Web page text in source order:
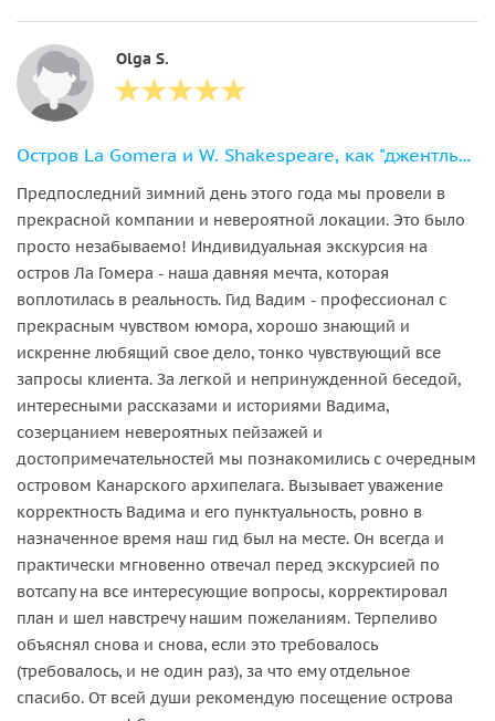
Olga S.
Остров La Gomera и W. Shakespeare, как "джентльмен удачи".
Предпоследний зимний день этого года мы провели в
прекрасной компании и невероятной локации. Это было
просто незабываемо! Индивидуальная экскурсия на
остров Ла Гомера - наша давняя мечта, которая
воплотилась в реальность. Гид Вадим - профессионал с
прекрасным чувством юмора, хорошо знающий и
искренне любящий свое дело, тонко чувствующий все
запросы клиента. За легкой и непринужденной беседой,
интересными рассказами и историями Вадима,
созерцанием невероятных пейзажей и
достопримечательностей мы познакомились с очередным
островом Канарского архипелага. Вызывает уважение
корректность Вадима и его пунктуальность, ровно в
назначенное время наш гид был на месте. Он всегда и
практически мгновенно отвечал перед экскурсией по
вотсапу на все интересующие вопросы, корректировал
план и шел навстречу нашим пожеланиям. Терпеливо
объяснял снова и снова, если это требовалось
(требовалось, и не один раз), за что ему отдельное
спасибо. От всей души рекомендую посещение острова